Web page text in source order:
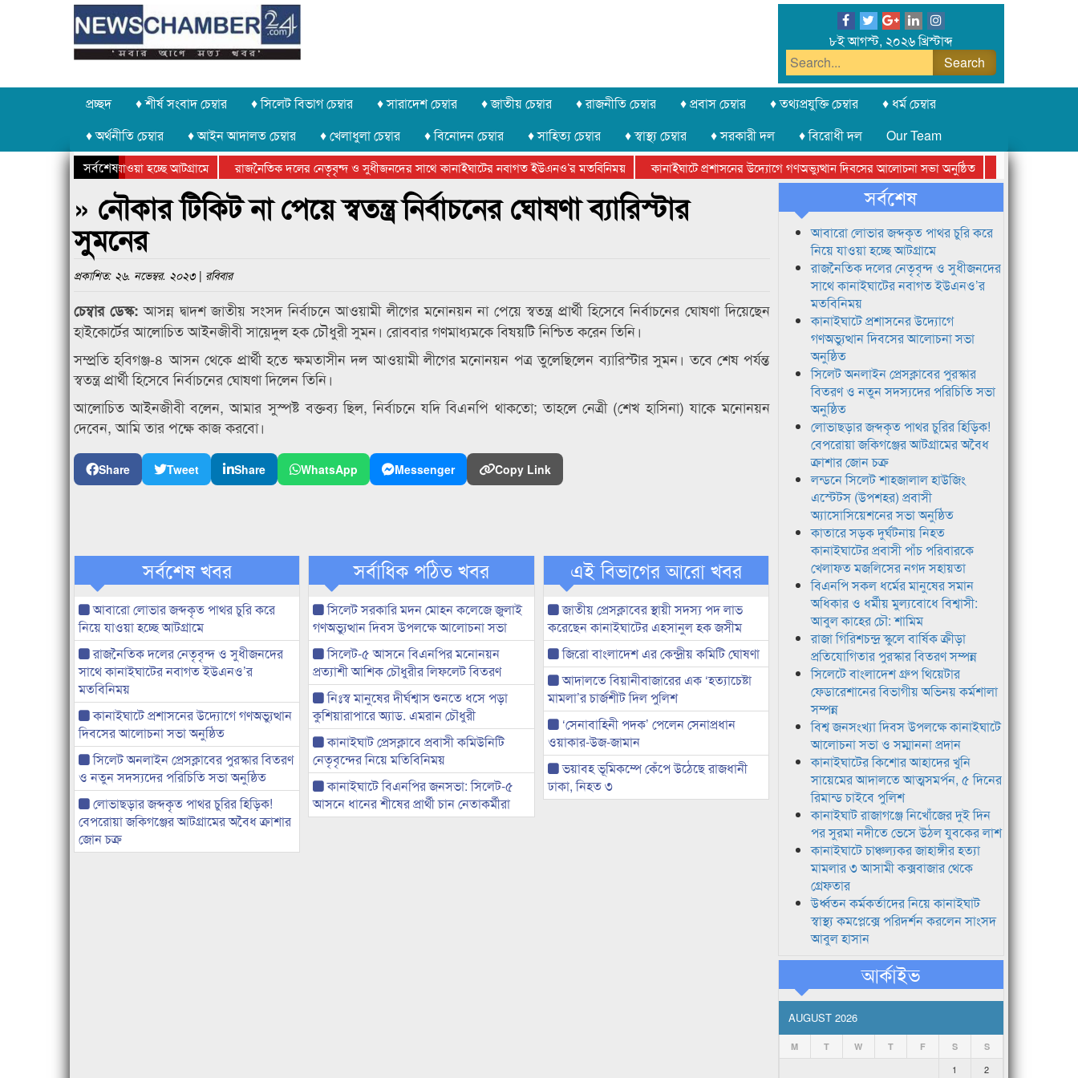
৮ই আগস্ট, ২০২৬ খ্রিস্টাব্দ
প্রচ্ছদ ♦ শীর্ষ সংবাদ চেম্বার ♦ সিলেট বিভাগ চেম্বার ♦ সারাদেশ চেম্বার ♦ জাতীয় চেম্বার ♦ রাজনীতি চেম্বার ♦ প্রবাস চেম্বার ♦ তথ্যপ্রযুক্তি চেম্বার
♦ ধর্ম চেম্বার
♦ অর্থনীতি চেম্বার
♦ আইন আদালত চেম্বার ♦ খেলাধুলা চেম্বার ♦ বিনোদন চেম্বার ♦ সাহিত্য চেম্বার ♦ স্বাস্থ্য চেম্বার ♦ সরকারী দল ♦ বিরোধী দল
Our Team
সর্বশেষ
চুরি করে নিয়ে যাওয়া হচ্ছে আটগ্রামে রাজনৈতিক দলের নেতৃবৃন্দ ও সুধীজনদের সাথে কানাইঘাটের নবাগত ইউএনও’র মতবিনিময় কানাইঘাটে প্রশাসনের উদ্যোগে গণঅভ্যুত্থান দিবসের আলোচনা সভা অনুষ্ঠিত
সিলেট অনলাইন
ক্রীড়া প্রতিযোগিতার পুরস্কার বিতরণ সম্পন্ন
সিলেটে বাংলাদেশ গ্রুপ থিয়েটার ফেডারেশানের বিভাগীয় অভিনয় কর্মশালা সম্পন্ন
» নৌকার টিকিট না পেয়ে স্বতন্ত্র নির্বাচনের ঘোষণা ব্যারিস্টার
সুমনের
প্রকাশিত: ২৬. নভেম্বর. ২০২৩ | রবিবার
চেম্বার ডেস্ক:আসন্ন দ্বাদশ জাতীয় সংসদ নির্বাচনে আওয়ামী লীগের মনোনয়ন না পেয়ে স্বতন্ত্র প্রার্থী হিসেবে নির্বাচনের ঘোষণা দিয়েছেন
হাইকোর্টের আলোচিত আইনজীবী সায়েদুল হক চৌধুরী সুমন। রোববার গণমাধ্যমকে বিষয়টি নিশ্চিত করেন তিনি।
সম্প্রতি হবিগঞ্জ-৪ আসন থেকে প্রার্থী হতে ক্ষমতাসীন দল আওয়ামী লীগের মনোনয়ন পত্র তুলেছিলেন ব্যারিস্টার সুমন। তবে শেষ পর্যন্ত
স্বতন্ত্র প্রার্থী হিসেবে নির্বাচনের ঘোষণা দিলেন তিনি।
আলোচিত আইনজীবী বলেন, আমার সুস্পষ্ট বক্তব্য ছিল, নির্বাচনে যদি বিএনপি থাকতো; তাহলে নেত্রী (শেখ হাসিনা) যাকে মনোনয়ন
দেবেন, আমি তার পক্ষে কাজ করবো।
Share Tweet Share WhatsApp Messenger Copy Link
সর্বশেষ খবর
আবারো লোভার জব্দকৃত পাথর চুরি করে
নিয়ে যাওয়া হচ্ছে আটগ্রামে
রাজনৈতিক দলের নেতৃবৃন্দ ও সুধীজনদের
সাথে কানাইঘাটের নবাগত ইউএনও’র
মতবিনিময়
কানাইঘাটে প্রশাসনের উদ্যোগে গণঅভ্যুত্থান
দিবসের আলোচনা সভা অনুষ্ঠিত
সিলেট অনলাইন প্রেসক্লাবের পুরস্কার বিতরণ
ও নতুন সদস্যদের পরিচিতি সভা অনুষ্ঠিত
লোভাছড়ার জব্দকৃত পাথর চুরির হিড়িক!
বেপরোয়া জকিগঞ্জের আটগ্রামের অবৈধ ক্রাশার
জোন চক্র
সর্বাধিক পঠিত খবর
সিলেট সরকারি মদন মোহন কলেজে জুলাই
গণঅভ্যুত্থান দিবস উপলক্ষে আলোচনা সভা
সিলেট-৫ আসনে বিএনপির মনোনয়ন
প্রত্যাশী আশিক চৌধুরীর লিফলেট বিতরণ
নিঃস্ব মানুষের দীর্ঘশ্বাস শুনতে ধসে পড়া
কুশিয়ারাপারে অ্যাড. এমরান চৌধুরী
কানাইঘাট প্রেসক্লাবে প্রবাসী কমিউনিটি
নেতৃবৃন্দের নিয়ে মতিবিনিময়
কানাইঘাটে বিএনপির জনসভা: সিলেট-৫
আসনে ধানের শীষের প্রার্থী চান নেতাকর্মীরা
এই বিভাগের আরো খবর
জাতীয় প্রেসক্লাবের স্থায়ী সদস্য পদ লাভ
করেছেন কানাইঘাটের এহসানুল হক জসীম
জিরো বাংলাদেশ এর কেন্দ্রীয় কমিটি ঘোষণা
আদালতে বিয়ানীবাজারের এক ‘হত্যাচেষ্টা
মামলা’র চার্জশীট দিল পুলিশ
‘সেনাবাহিনী পদক’ পেলেন সেনাপ্রধান
ওয়াকার-উজ-জামান
ভয়াবহ ভূমিকম্পে কেঁপে উঠেছে রাজধানী
ঢাকা, নিহত ৩
সর্বশেষ
আবারো লোভার জব্দকৃত পাথর চুরি করে
নিয়ে যাওয়া হচ্ছে আটগ্রামে
রাজনৈতিক দলের নেতৃবৃন্দ ও সুধীজনদের
সাথে কানাইঘাটের নবাগত ইউএনও’র
মতবিনিময়
কানাইঘাটে প্রশাসনের উদ্যোগে
গণঅভ্যুত্থান দিবসের আলোচনা সভা
অনুষ্ঠিত
সিলেট অনলাইন প্রেসক্লাবের পুরস্কার
বিতরণ ও নতুন সদস্যদের পরিচিতি সভা
অনুষ্ঠিত
লোভাছড়ার জব্দকৃত পাথর চুরির হিড়িক!
বেপরোয়া জকিগঞ্জের আটগ্রামের অবৈধ
ক্রাশার জোন চক্র
লন্ডনে সিলেট শাহজালাল হাউজিং
এস্টেটস (উপশহর) প্রবাসী
অ্যাসোসিয়েশনের সভা অনুষ্ঠিত
কাতারে সড়ক দুর্ঘটনায় নিহত
কানাইঘাটের প্রবাসী পাঁচ পরিবারকে
খেলাফত মজলিসের নগদ সহায়তা
বিএনপি সকল ধর্মের মানুষের সমান
অধিকার ও ধর্মীয় মুল্যবোধে বিশ্বাসী:
আবুল কাহের চৌ: শামিম
রাজা গিরিশচন্দ্র স্কুলে বার্ষিক ক্রীড়া
প্রতিযোগিতার পুরস্কার বিতরণ সম্পন্ন
সিলেটে বাংলাদেশ গ্রুপ থিয়েটার
ফেডারেশানের বিভাগীয় অভিনয় কর্মশালা
সম্পন্ন
বিশ্ব জনসংখ্যা দিবস উপলক্ষে কানাইঘাটে
আলোচনা সভা ও সম্মাননা প্রদান
কানাইঘাটের কিশোর আহাদের খুনি
সায়েমের আদালতে আত্মসমর্পন, ৫ দিনের
রিমান্ড চাইবে পুলিশ
কানাইঘাট রাজাগঞ্জে নিখোঁজের দুই দিন
পর সুরমা নদীতে ভেসে উঠল যুবকের লাশ
কানাইঘাটে চাঞ্চল্যকর জাহাঙ্গীর হত্যা
মামলার ৩ আসামী কক্সবাজার থেকে
গ্রেফতার
উর্ধ্বতন কর্মকর্তাদের নিয়ে কানাইঘাট
স্বাস্থ্য কমপ্লেক্সে পরিদর্শন করলেন সাংসদ
আবুল হাসান
আর্কাইভ
AUGUST 2026
M T W T F S S
1
2